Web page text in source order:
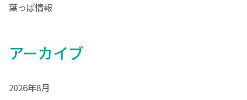
葉っぱ情報
アーカイブ
2026年8月